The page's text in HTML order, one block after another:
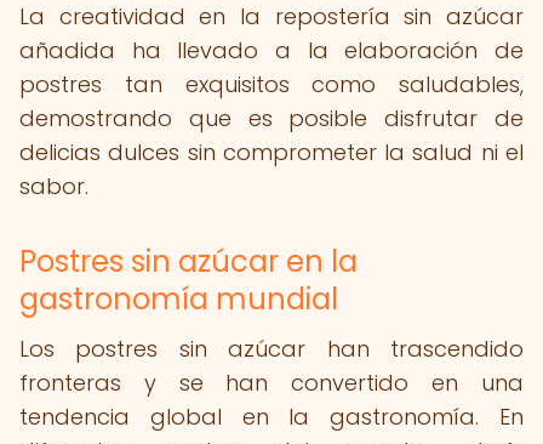
La creatividad en la repostería sin azúcar
añadida ha llevado a la elaboración de
postres tan exquisitos como saludables,
demostrando que es posible disfrutar de
delicias dulces sin comprometer la salud ni el
sabor.
Postres sin azúcar en la
gastronomía mundial
Los postres sin azúcar han trascendido
fronteras y se han convertido en una
tendencia global en la gastronomía. En